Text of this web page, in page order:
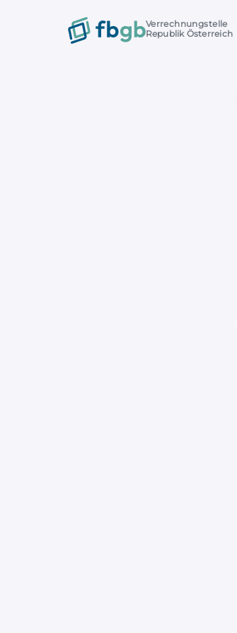
Verrechnungstelle
Republik Österreich